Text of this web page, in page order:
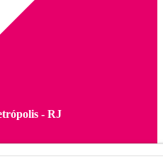
- RJ